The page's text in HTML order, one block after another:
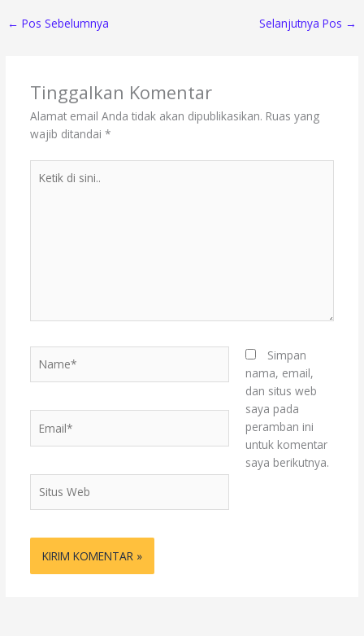
← Pos Sebelumnya Selanjutnya Pos →
Tinggalkan Komentar
Alamat email Anda tidak akan dipublikasikan. Ruas yang
wajib ditandai *
Web
Simpan
nama, email,
dan situs web
saya pada
peramban ini
untuk komentar
saya berikutnya.